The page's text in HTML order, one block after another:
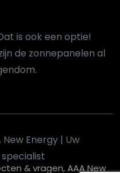
is ook een optie!
de zonnepanelen al
Energy | Uw
& vragen, AAA New